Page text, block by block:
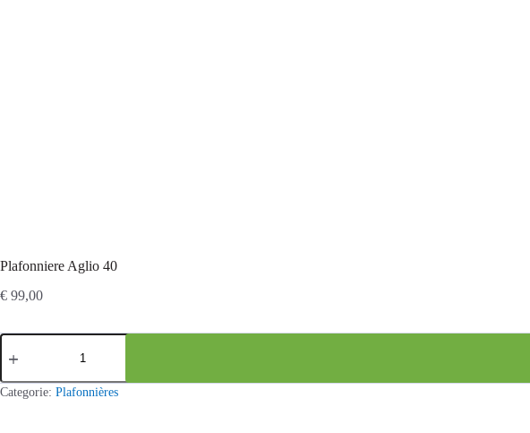
Plafonniere Aglio 40
€ 99,00
Plafonniere
Aglio
aantal
Categorie: Plafonnières